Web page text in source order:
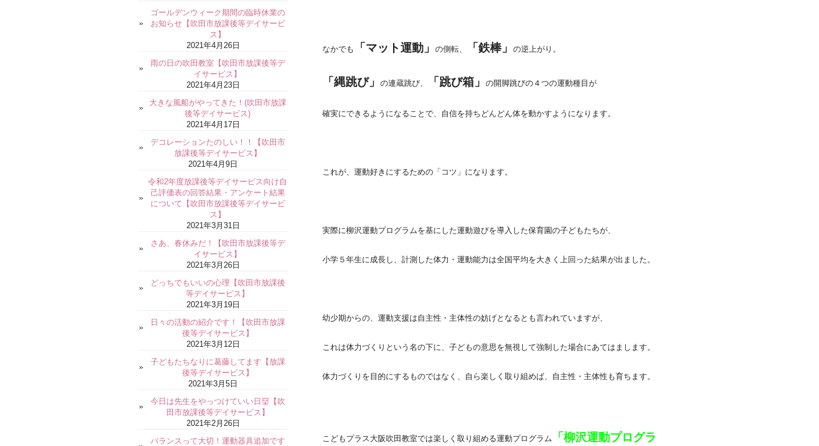
なかでも 「マット運動」 の側転、 「鉄棒」 の逆上がり。
「縄跳び」 の連蔵跳び、 「跳び箱」 の開脚跳びの４つの運動種目が
確実にできるようになることで、自信を持ちどんどん体を動かすようになります。
これが、運動好きにするための「コツ」になります。
実際に柳沢運動プログラムを基にした運動遊びを導入した保育園の子どもたちが、
小学５年生に成長し、計測した体力・運動能力は全国平均を大きく上回った結果が出ました。
幼少期からの、運動支援は自主性・主体性の妨げとなるとも言われていますが、
これは体力づくりという名の下に、子どもの意思を無視して強制した場合にあてはまします。
体力づくりを目的にするものではなく、自ら楽しく取り組めば、自主性・主体性も育ちます。
こどもプラス大阪吹田教室では楽しく取り組める運動プログラム
「柳沢運動プログラ
ゴールデンウィーク期間の臨時休業の
お知らせ【吹田市放課後等デイサービ
ス】
2021年4月26日
雨の日の吹田教室【吹田市放課後等デ
イサービス】
2021年4月23日
大きな風船がやってきた！(吹田市放課
後等デイサービス)
2021年4月17日
デコレーションたのしい！！【吹田市
放課後等デイサービス】
2021年4月9日
令和2年度放課後等デイサービス向け自
己評価表の回答結果・アンケート結果
について【吹田市放課後等デイサービ
ス】
2021年3月31日
さあ、春休みだ！【吹田市放課後等デ
イサービス】
2021年3月26日
どっちでもいいの心理【吹田市放課後
等デイサービス】
2021年3月19日
日々の活動の紹介です！【吹田市放課
後等デイサービス】
2021年3月12日
子どもたちなりに葛藤してます【放課
後等デイサービス】
2021年3月5日
今日は先生をやっつけていい日👹【吹
田市放課後等デイサービス】
2021年2月26日
バランスって大切！運動器具追加です